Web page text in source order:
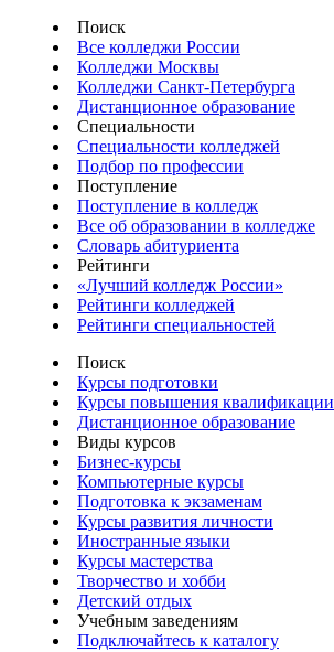
Поиск
Все колледжи России
Колледжи Москвы
Колледжи Санкт-Петербурга
Дистанционное образование
Специальности
Специальности колледжей
Подбор по профессии
Поступление
Поступление в колледж
Все об образовании в колледже
Словарь абитуриента
Рейтинги
«Лучший колледж России»
Рейтинги колледжей
Рейтинги специальностей
Поиск
Курсы подготовки
Курсы повышения квалификации
Дистанционное образование
Виды курсов
Бизнес-курсы
Компьютерные курсы
Подготовка к экзаменам
Курсы развития личности
Иностранные языки
Курсы мастерства
Творчество и хобби
Детский отдых
Учебным заведениям
Подключайтесь к каталогу